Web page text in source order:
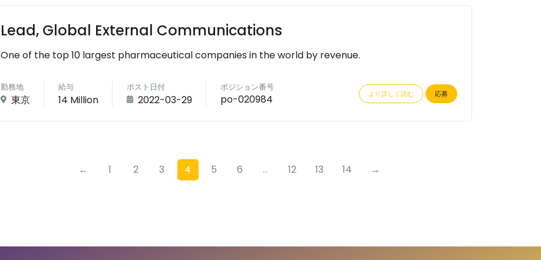
Lead, Global External Communications
One of the top 10 largest pharmaceutical companies in the world by revenue.
勤務地
東京
給与
14 Million
ポスト日付
2022-03-29
ポジション番号
po-020984 より詳しく読む 応募
← 1 2 3 4 5 6 ... 12 13 14 →